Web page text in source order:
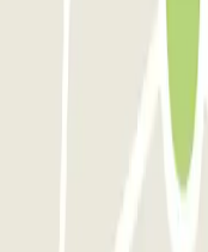
und nicht überfüllt.